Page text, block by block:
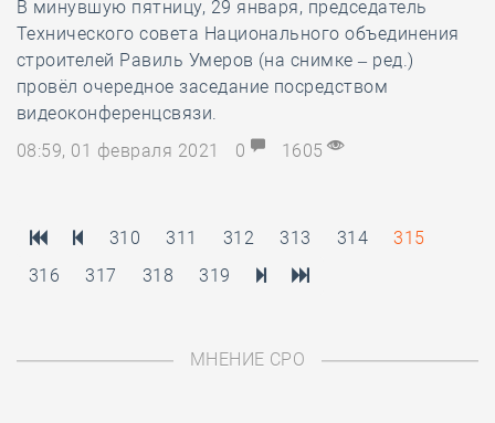
В минувшую пятницу, 29 января, председатель
Технического совета Национального объединения
строителей Равиль Умеров (на снимке – ред.)
провёл очередное заседание посредством
видеоконференцсвязи.
08:59, 01 февраля 2021
0 1605
310 311 312 313 314
315
316
317 318 319
МНЕНИЕ СРО